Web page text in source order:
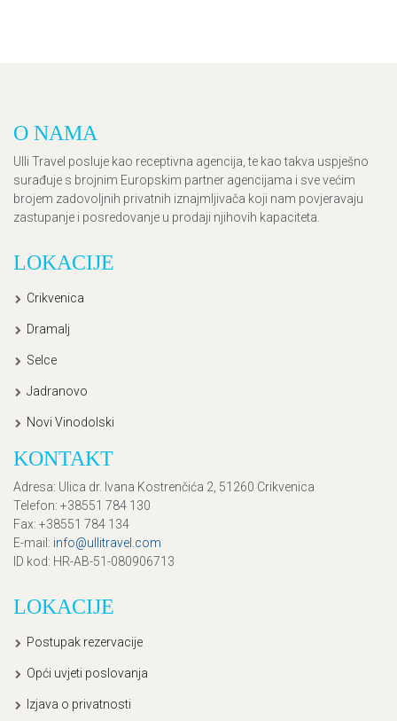
O NAMA
Ulli Travel posluje kao receptivna agencija, te kao takva uspješno
surađuje s brojnim Europskim partner agencijama i sve većim
brojem zadovoljnih privatnih iznajmljivača koji nam povjeravaju
zastupanje i posredovanje u prodaji njihovih kapaciteta.
LOKACIJE
Crikvenica
Dramalj
Selce
Jadranovo
Novi Vinodolski
KONTAKT
Adresa: Ulica dr. Ivana Kostrenčića 2, 51260 Crikvenica
Telefon: +38551 784 130
Fax: +38551 784 134
E-mail: info@ullitravel.com
ID kod: HR-AB-51-080906713
LOKACIJE
Postupak rezervacije
Opći uvjeti poslovanja
Izjava o privatnosti